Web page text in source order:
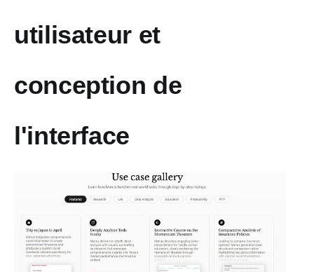
utilisateur et
conception de
l'interface